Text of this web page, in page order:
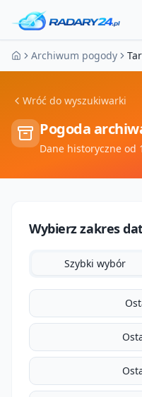
Strona główna
Archiwum pogody
Wróć do wyszukiwarki
Pogoda
Dane historyczne od
Wybierz zakres
Szybki wybór